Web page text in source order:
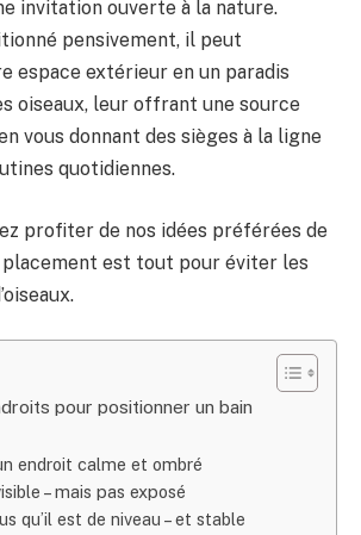
invitation ouverte à la nature.
pensivement, il peut
espace extérieur en un paradis
oiseaux, leur offrant une source
vous donnant des sièges à la ligne
quotidiennes.
profiter de nos idées préférées de
placement est tout pour éviter les
pour positionner un bain
endroit calme et ombré
– mais pas exposé
qu’il est de niveau – et stable